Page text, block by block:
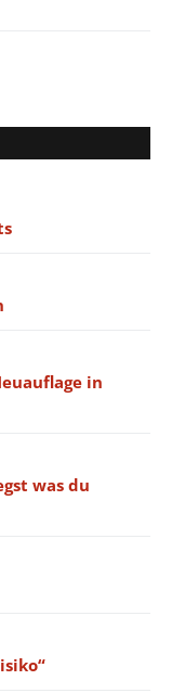
in
was du